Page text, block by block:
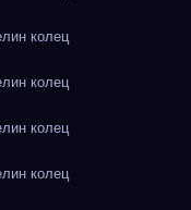
колец
колец
колец
колец